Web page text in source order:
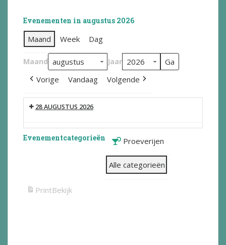
Evenementen in augustus 2026
Maand Week Dag
Maand Jaar
Vorige Vandaag Volgende
28 AUGUSTUS 2026
Evenementcategorieën Proeverijen
Alle categorieën
PrintBekijk